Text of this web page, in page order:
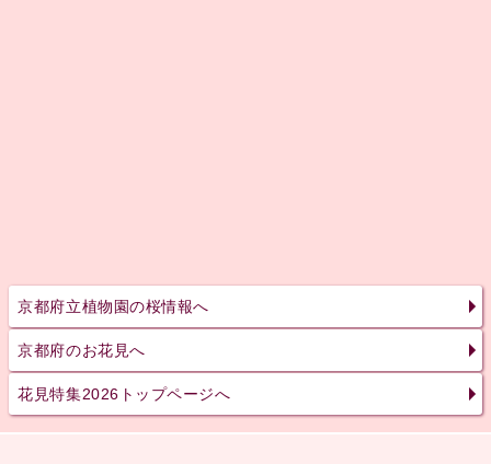
京都府立植物園の桜情報へ
京都府のお花見へ
花見特集2026トップページへ